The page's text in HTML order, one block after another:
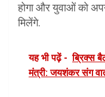
होगा और युवाओं को
मिलेंगे.
यह भी पढ़ें - ब्रिक्स
मंत्री: जयशंकर संग